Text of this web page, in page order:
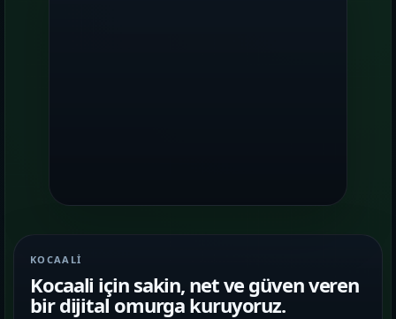
KOCAALI
Kocaali için sakin, net ve güven veren
bir dijital omurga kuruyoruz.